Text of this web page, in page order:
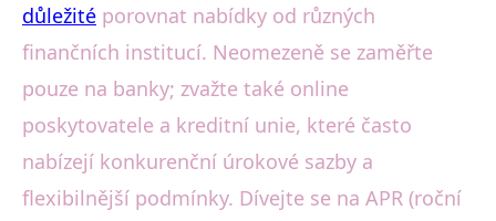
důležité porovnat nabídky od různých
finančních institucí. Neomezeně se zaměřte
pouze na banky; zvažte také online
poskytovatele a kreditní unie, které často
nabízejí konkurenční úrokové sazby a
flexibilnější podmínky. Dívejte se na APR (roční